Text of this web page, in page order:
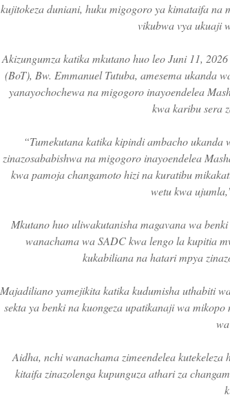
kujitokeza duniani, huku migogoro ya kimataifa
vikubwa vya ukuaji
Akizungumza katika mkutano huo leo Juni 11,
(BoT), Bw. Emmanuel Tutuba, amesema ukanda
yanayochochewa na migogoro inayoendelea
kwa karibu sera
“Tumekutana katika kipindi ambacho
zinazosababishwa na migogoro inayoendelea
kwa pamoja changamoto hizi na kuratibu
wetu kwa
Mkutano huo uliwakutanisha magavana wa
wanachama wa SADC kwa lengo la kupitia
kukabiliana na hatari mpya
Majadiliano yamejikita katika kudumisha uthabiti
sekta ya benki na kuongeza upatikanaji wa
Aidha, nchi wanachama zimeendelea
kitaifa zinazolenga kupunguza athari za